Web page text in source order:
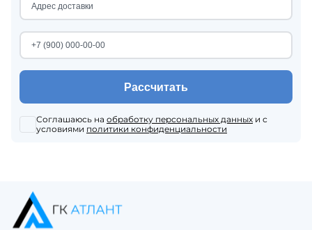
Рассчитать
Соглашаюсь на обработку персональных данных и с
условиями политики конфиденциальности